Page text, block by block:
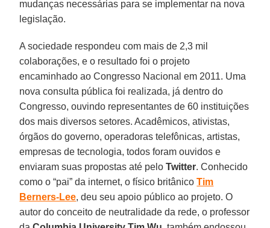
mudanças necessárias para se implementar na nova
legislação.
A sociedade respondeu com mais de 2,3 mil
colaborações, e o resultado foi o projeto
encaminhado ao Congresso Nacional em 2011. Uma
nova consulta pública foi realizada, já dentro do
Congresso, ouvindo representantes de 60 instituições
dos mais diversos setores. Acadêmicos, ativistas,
órgãos do governo, operadoras telefônicas, artistas,
empresas de tecnologia, todos foram ouvidos e
enviaram suas propostas até peloTwitter. Conhecido
como o “pai” da internet, o físico britânicoTim
Berners-Lee, deu seu apoio público ao projeto. O
autor do conceito de neutralidade da rede, o professor